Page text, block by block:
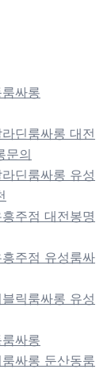
싸롱
딘룸싸롱 대전
문의
딘룸싸롱 유성
주점 대전봉명
주점 유성룸싸
릭룸싸롱 유성
싸롱
싸롱 둔산동룸